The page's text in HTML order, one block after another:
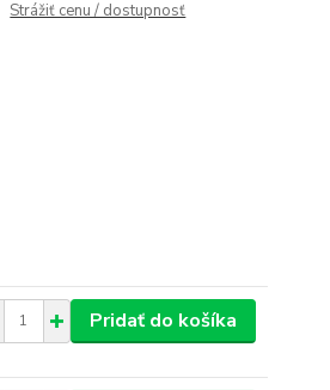
Strážiť cenu / dostupnosť
Pridať do košíka